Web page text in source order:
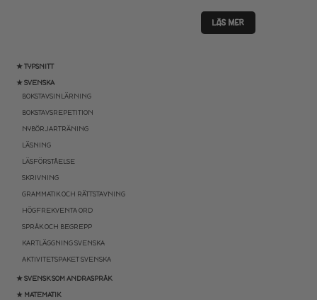
★ TYPSNITT
★ SVENSKA
BOKSTAVSINLÄRNING
BOKSTAVSREPETITION
NYBÖRJARTRÄNING
LÄSNING
LÄSFÖRSTÅELSE
SKRIVNING
GRAMMATIK OCH RÄTTSTAVNING
HÖGFREKVENTA ORD
SPRÅK OCH BEGREPP
KARTLÄGGNING SVENSKA
AKTIVITETSPAKET SVENSKA
★ SVENSK SOM ANDRASPRÅK
★ MATEMATIK
LÄS MER